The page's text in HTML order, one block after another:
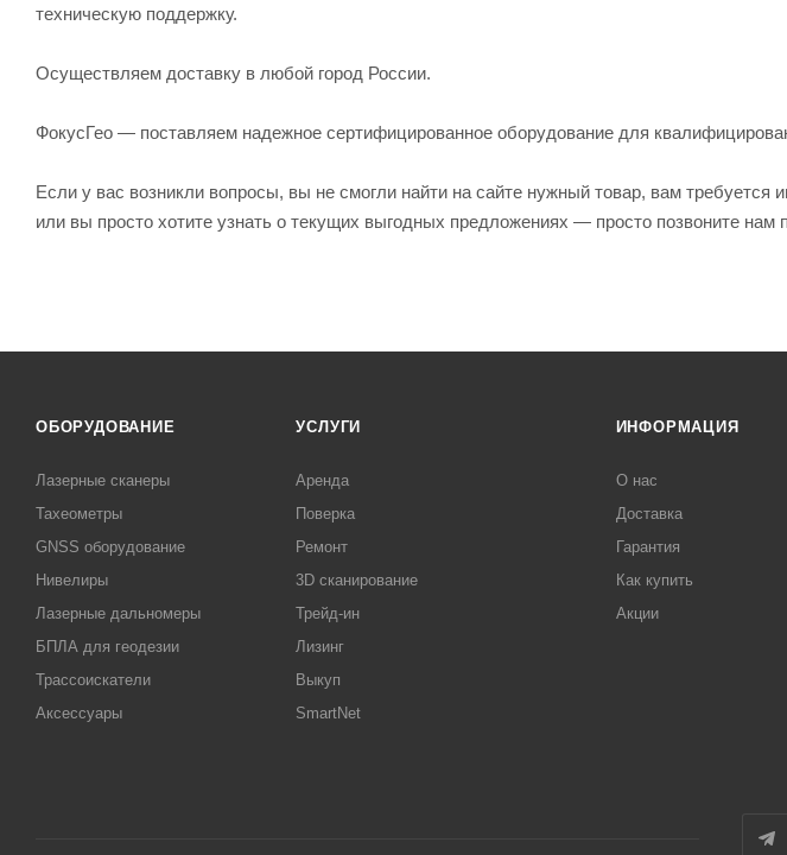
техническую поддержку.
Осуществляем доставку в любой город России.
ФокусГео — поставляем надежное сертифицированное оборудование для
Если у вас возникли вопросы, вы не смогли найти на сайте нужный товар, вам
или вы просто хотите узнать о текущих выгодных предложениях — просто позвоните нам
ОБОРУДОВАНИЕ
Лазерные сканеры
Тахеометры
GNSS оборудование
Нивелиры
Лазерные дальномеры
БПЛА для геодезии
Трассоискатели
Аксессуары
УСЛУГИ
Аренда
Поверка
Ремонт
3D сканирование
Трейд-ин
Лизинг
Выкуп
SmartNet
ИНФОРМАЦИЯ
О нас
Доставка
Гарантия
Как купить
Акции